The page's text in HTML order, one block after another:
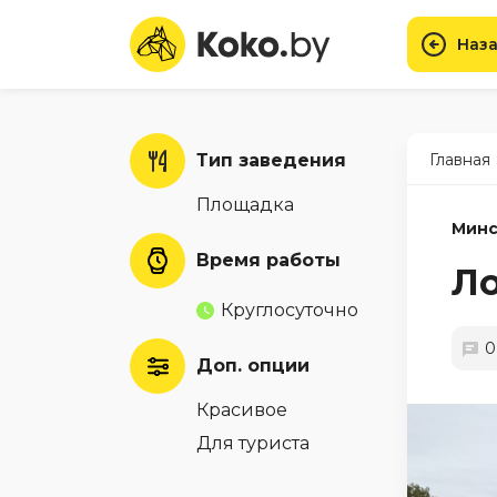
Тип заведения
Площадка
Время работы
Круглосуточно
Доп. опции
Красивое
Для туриста
Главная
0